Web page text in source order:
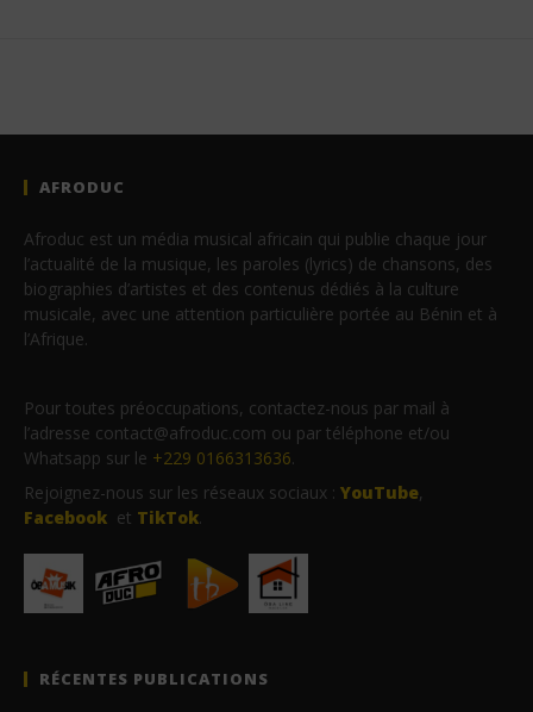
AFRODUC
Afroduc est un média musical africain qui publie chaque jour
l’actualité de la musique, les paroles (lyrics) de chansons, des
biographies d’artistes et des contenus dédiés à la culture
musicale, avec une attention particulière portée au Bénin et à
l’Afrique.
Pour toutes préoccupations, contactez-nous par mail à
l’adresse contact@afroduc.com ou par téléphone et/ou
Whatsapp sur le +229 0166313636.
Rejoignez-nous sur les réseaux sociaux : YouTube,
Facebook et TikTok.
RÉCENTES PUBLICATIONS